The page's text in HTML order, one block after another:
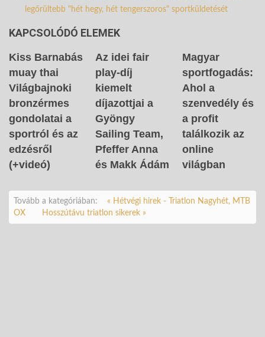
legőrültebb "hét hegy, hét tengerszoros" sportküldetését
KAPCSOLÓDÓ ELEMEK
Kiss Barnabás
muay thai
Világbajnoki
bronzérmes
gondolatai a
sportról és az
edzésről
(+videó)
Az idei fair
play-díj
kiemelt
díjazottjai a
Gyöngy
Sailing Team,
Pfeffer Anna
és Makk Ádám
Magyar
sportfogadás:
Ahol a
szenvedély és
a profit
találkozik az
online
világban
Tovább a kategóriában:
« Hétvégi hirek - Triatlon Nagyhét, MTB
OX
Hosszútávu triatlon sikerek »